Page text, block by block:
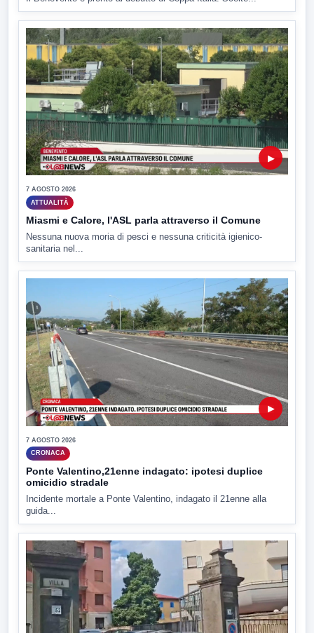
▶
7 AGOSTO 2026
ATTUALITÀ
Miasmi e Calore, l'ASL parla attraverso il Comune
Nessuna nuova moria di pesci e nessuna criticità igienico-
sanitaria nel...
▶
7 AGOSTO 2026
CRONACA
Ponte Valentino,21enne indagato: ipotesi duplice
omicidio stradale
Incidente mortale a Ponte Valentino, indagato il 21enne alla
guida...